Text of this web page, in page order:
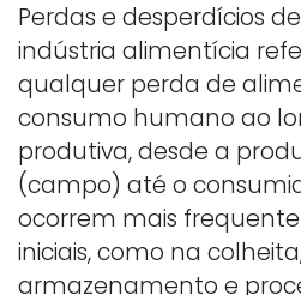
Perdas e desperdícios
indústria alimentícia
qualquer perda de
consumo humano ao
produtiva, desde a
(campo) até o
ocorrem mais
iniciais, como na
armazenamento e